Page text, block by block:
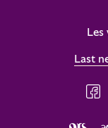
Les
Last